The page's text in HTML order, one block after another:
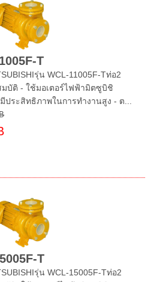
T
รุ่น WCL-11005F-Tท่อ2
มบัติ - ใช้มอเตอร์ไฟฟ้ามิตซูบิชิ
ประสิทธิภาพในการทำงานสูง - ต...
T
รุ่น WCL-15005F-Tท่อ2